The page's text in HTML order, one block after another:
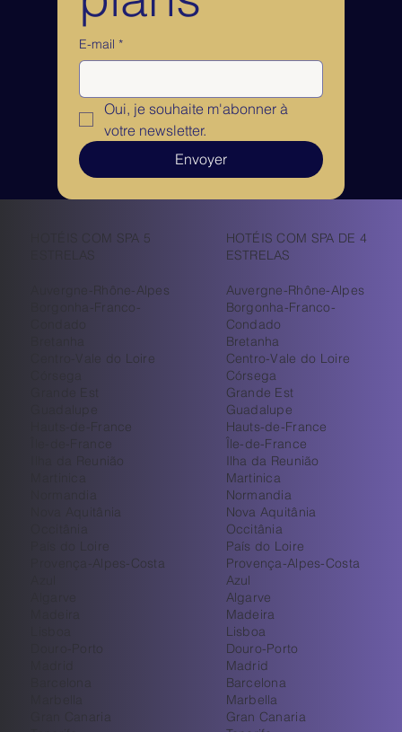
E-mail *
Oui, je souhaite m'abonner à
votre newsletter.
Envoyer
HOTÉIS COM SPA 5
ESTRELAS
Auvergne-Rhône-Alpes
Borgonha-Franco-
Centro-Vale do Loire
Grande Est
Hauts-de-France
Île-de-France
Ilha da Reunião
Normandia
Nova Aquitânia
País do Loire
Provença-Alpes-Costa
Douro-Porto
Gran Canaria
HOTÉIS COM SPA DE 4
ESTRELAS
Auvergne-Rhône-Alpes
Borgonha-Franco-
Condado
Bretanha
Centro-Vale do Loire
Córsega
Grande Est
Guadalupe
Hauts-de-France
Île-de-France
Ilha da Reunião
Martinica
Normandia
Nova Aquitânia
Occitânia
País do Loire
Provença-Alpes-Costa
Azul
Algarve
Madeira
Lisboa
Douro-Porto
Madrid
Barcelona
Marbella
Gran Canaria